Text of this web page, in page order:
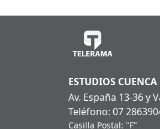
ESTUDIOS CUENCA
Av. España 13-36 y
Teléfono: 07
Casilla Postal: "F"